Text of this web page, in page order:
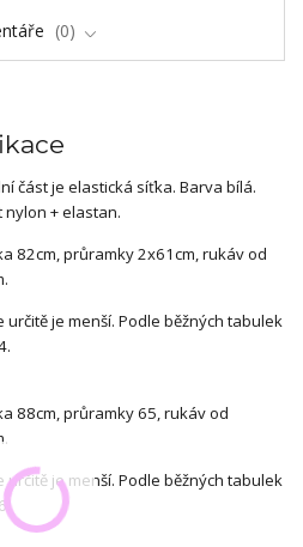
0
část je elastická síťka. Barva bílá.
+ elastan.
82cm, průramky 2x61cm, rukáv od
určitě je menší. Podle běžných tabulek
88cm, průramky 65, rukáv od
určitě je menší. Podle běžných tabulek